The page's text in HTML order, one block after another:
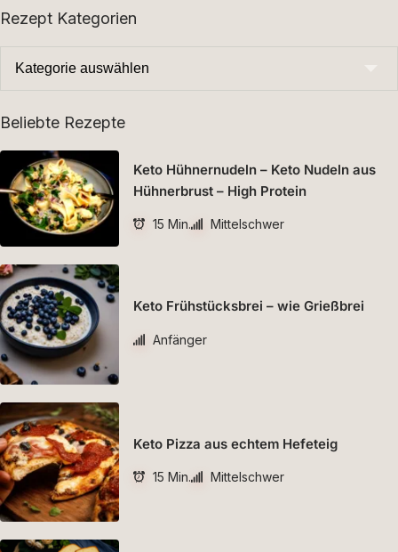
Rezept Kategorien
Beliebte Rezepte
Keto Hühnernudeln – Keto Nudeln aus
Hühnerbrust – High Protein
15 Min. Mittelschwer
Keto Frühstücksbrei – wie Grießbrei
Anfänger
Keto Pizza aus echtem Hefeteig
15 Min. Mittelschwer